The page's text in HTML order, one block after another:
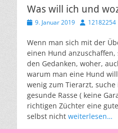
Was will ich und
Veröffentlicht
9. Januar 2019 Autor12182254
Wenn man sich mit der
einen Hund
den Gedanken, woher,
warum man eine Hund
wenig zum Tierarzt,
gesunde Rasse ( keine
richtigen Züchter eine
selbst nicht weiterlesen…